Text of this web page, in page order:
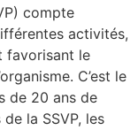
compte
activités,
favorisant le
C’est le
de 20 ans de
la SSVP, les